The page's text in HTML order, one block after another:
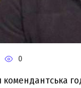
0
комендантська